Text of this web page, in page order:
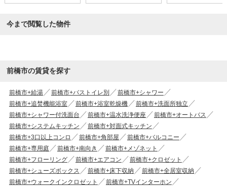
今まで閲覧した物件
前橋市の賃貸を探す
前橋市+給湯 前橋市+バストイレ別
前橋市+シャワー
前橋市+追焚機能浴室
前橋市+浴室乾燥機
前橋市+洗面所独立
前橋市+シャワー付洗面台
前橋市+温水洗浄便座
前橋市+オートバス
前橋市+システムキッチン
前橋市+対面式キッチン
前橋市+3口以上コンロ
前橋市+角部屋
前橋市+バルコニー
前橋市+専用庭
前橋市+南向き
前橋市+メゾネット
前橋市+フローリング
前橋市+エアコン
前橋市+クロゼット
前橋市+シューズボックス
前橋市+床下収納
前橋市+全居室収納
前橋市+ウォークインクロゼット
前橋市+TVインターホン